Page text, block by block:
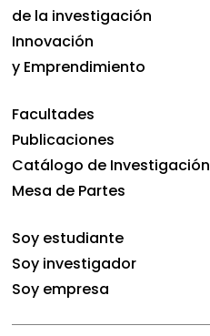
de la investigación
Innovación
y Emprendimiento
Facultades
Publicaciones
Catálogo de Investigación
Mesa de Partes
Soy estudiante
Soy investigador
Soy empresa